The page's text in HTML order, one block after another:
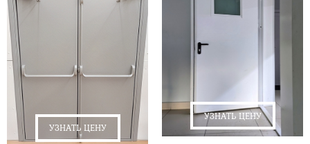
УЗНАТЬ ЦЕНУ
УЗНАТЬ ЦЕНУ